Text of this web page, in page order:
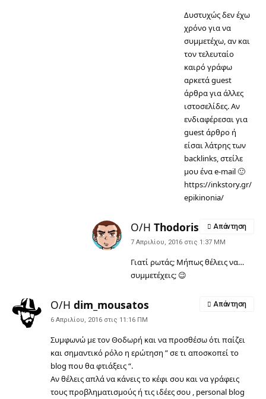
Δυστυχώς δεν έχω
χρόνο για να
συμμετέχω, αν και
τον τελευταίο
καιρό γράφω
αρκετά guest
άρθρα για άλλες
ιστοσελίδες. Αν
ενδιαφέρεσαι για
guest άρθρο ή
είσαι λάτρης των
backlinks, στείλε
μου ένα e-mail 🙂
https://inkstory.gr/
epikinonia/
Ο/Η Thodoris
7 Απριλίου, 2016 στις 1:37 ΜΜ
Γιατί ρωτάς; Μήπως θέλεις να…
συμμετέχεις; 😉
Απάντηση
Ο/Η dim_mousatos
6 Απριλίου, 2016 στις 11:16 ΠΜ
Συμφωνώ με τον Θοδωρή και να προσθέσω ότι παίζει
και σημαντικό ρόλο η ερώτηση ” σε τι αποσκοπεί το
blog που θα φτιάξεις “.
Αν θέλεις απλά να κάνεις το κέφι σου και να γράφεις
τους προβληματισμούς ή τις ιδέες σου , personal blog
Απάντηση